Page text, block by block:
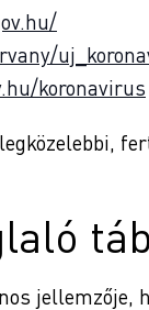
koronavirus
jellemzője,